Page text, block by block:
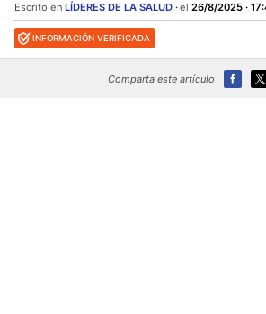
Escrito en LÍDERES DE LA SALUD el 26/8/2025 ·
INFORMACIÓN VERIFICADA
Comparta este artículo